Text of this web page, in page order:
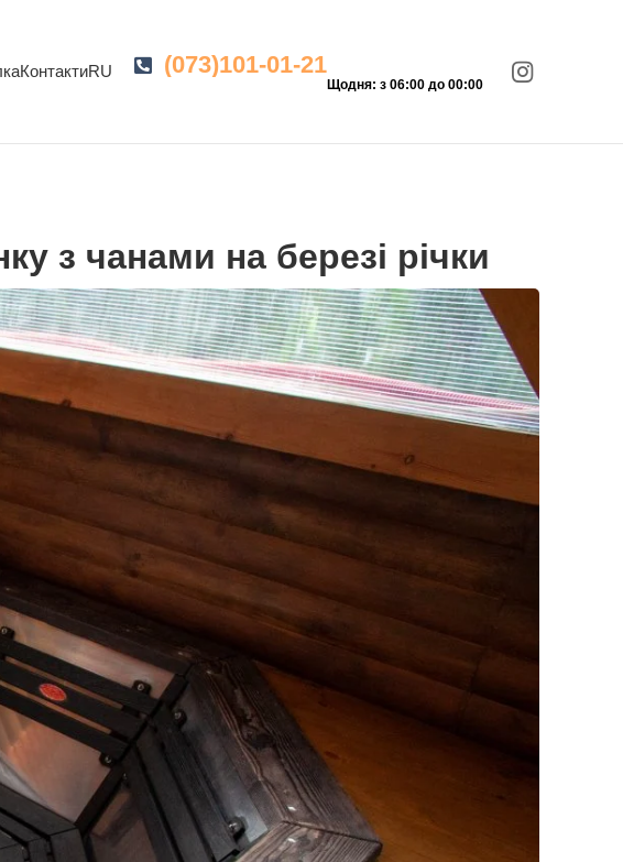
КонтактиRU (073)101-01-21
Щодня: з 06:00 до 00:00
з чанами на березі річки